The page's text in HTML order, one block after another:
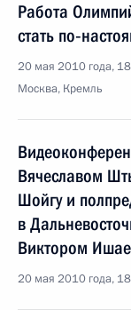
Работа
стать
20 мая 2010 года,
Москва, Кремль
Вячеславом
Шойгу и
в
Виктором
20 мая 2010 года,